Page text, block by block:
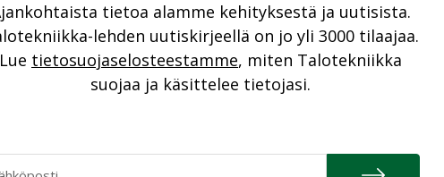
tietoa alamme kehityksestä ja uutisista.
lehden uutiskirjeellä on jo yli 3000 tilaajaa.
Lue tietosuojaselosteestamme, miten Talotekniikka
suojaa ja käsittelee tietojasi.